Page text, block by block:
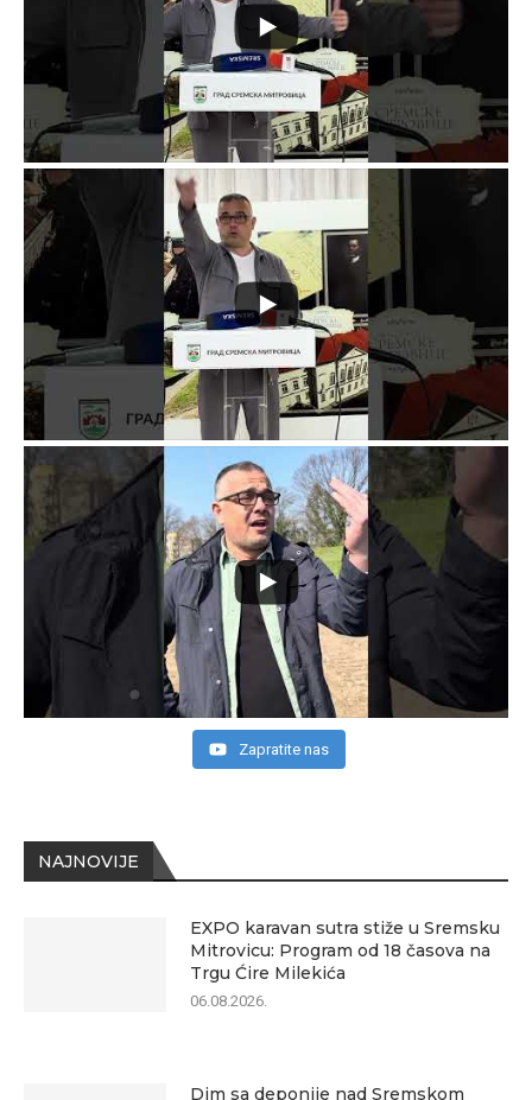
NAJNOVIJE
EXPO karavan sutra stiže u Sremsku
Mitrovicu: Program od 18 časova na
Trgu Ćire Milekića
06.08.2026.
Dim sa deponije nad Sremskom
Zapratite nas